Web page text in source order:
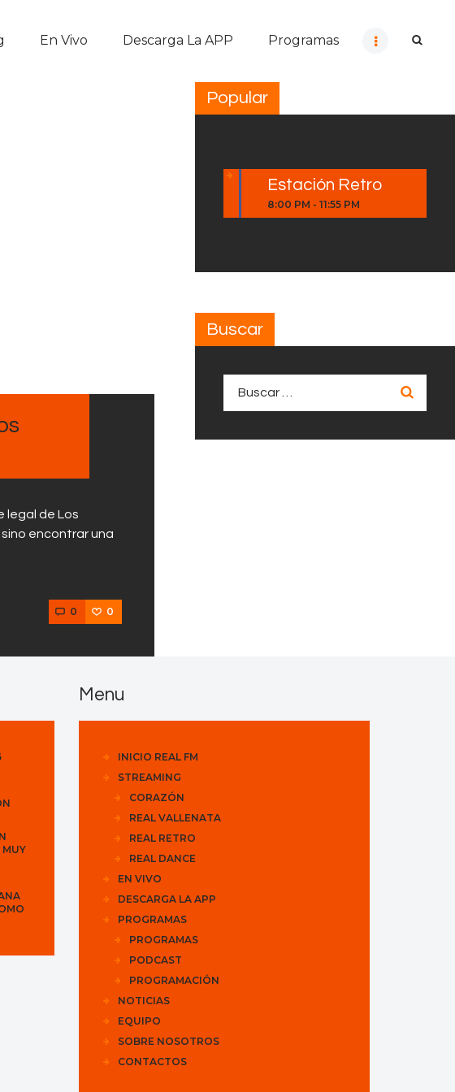
En Vivo Descarga La APP Programas
legal de Los
encontrar una
0 0
Popular
Estación Retro
8:00 PM -11:55 PM
Buscar
MUY
Menu
INICIO REAL FM
STREAMING
CORAZÓN
REAL VALLENATA
REAL RETRO
REAL DANCE
EN VIVO
DESCARGA LA APP
PROGRAMAS
PROGRAMAS
PODCAST
PROGRAMACIÓN
NOTICIAS
EQUIPO
SOBRE NOSOTROS
CONTACTOS